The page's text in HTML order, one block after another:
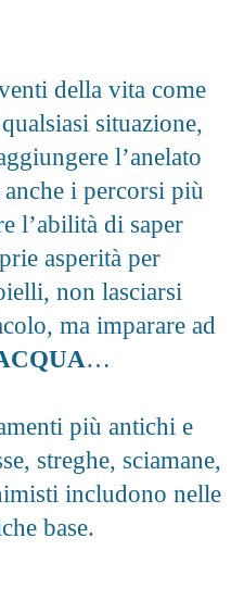
della vita come
situazione,
l’anelato
i percorsi più
l’abilità di saper
asperità per
non lasciarsi
ma imparare ad
…
più antichi e
streghe, sciamane,
includono nelle
base.